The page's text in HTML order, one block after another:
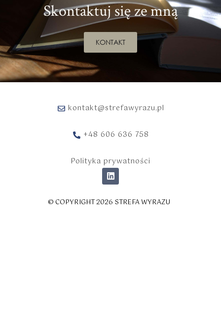
Skontaktuj się ze mną
KONTAKT
kontakt@strefawyrazu.pl
+48 606 636 758
Polityka prywatności
© COPYRIGHT 2026 STREFA WYRAZU